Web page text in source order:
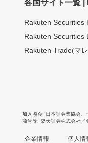
各国サイト一覧
Rakuten Securities
Rakuten Securities
Rakuten Trade(マ
加入協会 日本証券業協会
商号等 楽天証券株式会社／
企業情報 個人情